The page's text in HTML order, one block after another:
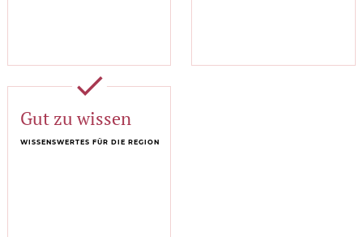
done
Gut zu wissen
WISSENSWERTES FÜR DIE REGION